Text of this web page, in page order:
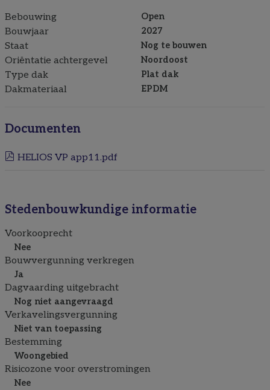
Bebouwing Open
Bouwjaar 2027
Staat Nog te bouwen
Oriëntatie achtergevel Noordoost
Type dak Plat dak
Dakmateriaal EPDM
Documenten
HELIOS VP app11.pdf
Stedenbouwkundige informatie
Voorkooprecht
Nee
Bouwvergunning verkregen
Ja
Dagvaarding uitgebracht
Nog niet aangevraagd
Verkavelingsvergunning
Niet van toepassing
Bestemming
Woongebied
Risicozone voor overstromingen
Nee